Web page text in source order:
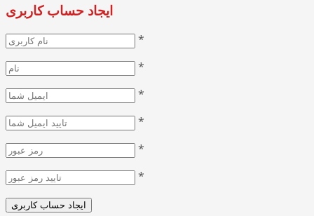
ایجاد حساب کاربری
*
*
*
*
*
*